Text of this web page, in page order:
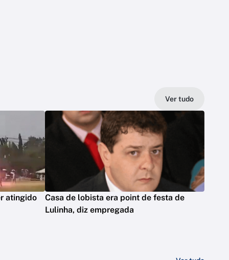
Ver tudo
atingido
Casa de lobista era point de festa de
Lulinha, diz empregada